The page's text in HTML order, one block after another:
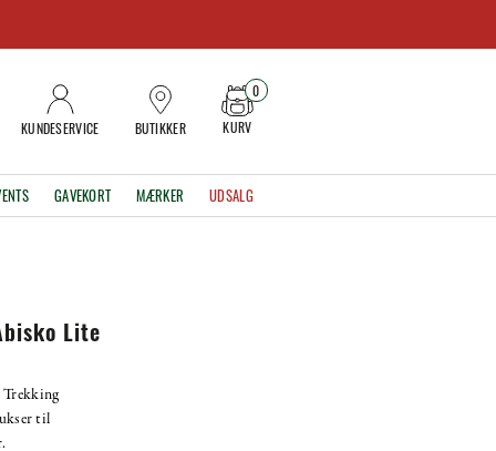
KUNDESERVICE BUTIKKER KURV
0
GAVEKORT MÆRKER UDSALG
Lite
til